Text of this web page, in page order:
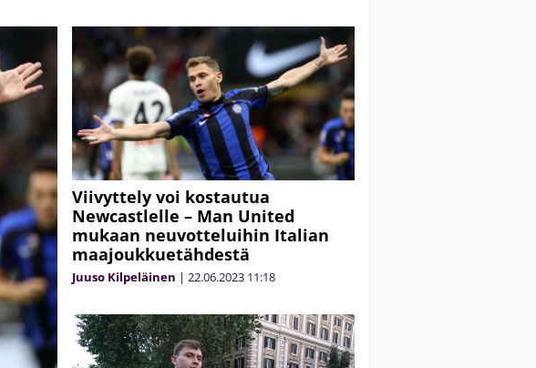
Viivyttely voi kostautua
Newcastlelle – Man United
mukaan neuvotteluihin Italian
maajoukkuetähdestä
Juuso Kilpeläinen | 22.06.2023 11:18